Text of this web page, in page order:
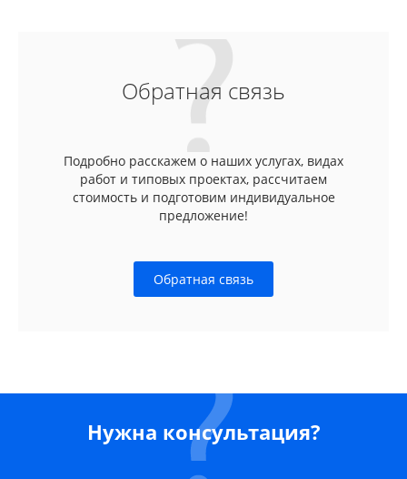
Обратная связь
Подробно расскажем о наших услугах, видах
работ и типовых проектах, рассчитаем
стоимость и подготовим индивидуальное
предложение!
Обратная связь
Нужна консультация?